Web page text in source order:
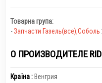
Товарна група:
-Запчасти Газель(все),Соболь
О ПРОИЗВОДИТЕЛЕ
Країна : Венгрия